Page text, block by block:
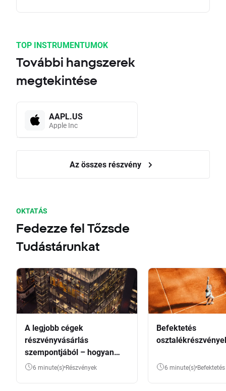
TOP INSTRUMENTUMOK
További hangszerek
megtekintése
AAPL.US
Apple Inc
Az összes részvény
OKTATÁS
Fedezze fel Tőzsde
Tudástárunkat
A legjobb cégek
részvényvásárlás
szempontjából – hogyan
válasszunk?
6 minute(s) Részvények
Befektetés
6 minute(s) Befektetés